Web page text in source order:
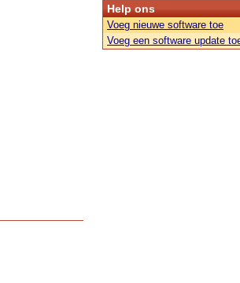
Help ons
Voeg nieuwe software toe
Voeg een software update